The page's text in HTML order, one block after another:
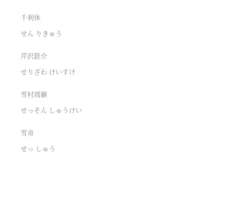
千利休
せん りきゅう
芹沢銈介
せりざわ けいすけ
雪村周継
せっそん しゅうけい
雪舟
せっ しゅう